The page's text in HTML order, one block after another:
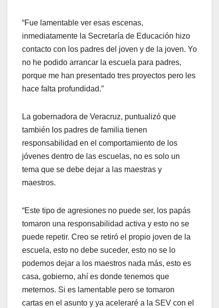
“Fue lamentable ver esas escenas,
inmediatamente la Secretaría de Educación hizo
contacto con los padres del joven y de la joven. Yo
no he podido arrancar la escuela para padres,
porque me han presentado tres proyectos pero les
hace falta profundidad.”
La gobernadora de Veracruz, puntualizó que
también los padres de familia tienen
responsabilidad en el comportamiento de los
jóvenes dentro de las escuelas, no es solo un
tema que se debe dejar a las maestras y
maestros.
“Este tipo de agresiones no puede ser, los papás
tomaron una responsabilidad activa y esto no se
puede repetir. Creo se retiró el propio joven de la
escuela, esto no debe suceder, esto no se lo
podemos dejar a los maestros nada más, esto es
casa, gobierno, ahí es donde tenemos que
meternos. Si es lamentable pero se tomaron
cartas en el asunto y ya aceleraré a la SEV con el